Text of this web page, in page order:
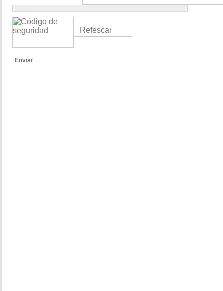
Refescar
Enviar